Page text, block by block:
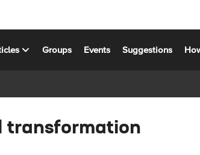
Groups Events Suggestions
transformation